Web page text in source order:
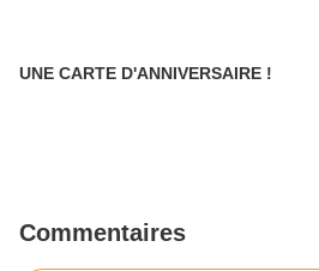
UNE CARTE D'ANNIVERSAIRE !
Commentaires